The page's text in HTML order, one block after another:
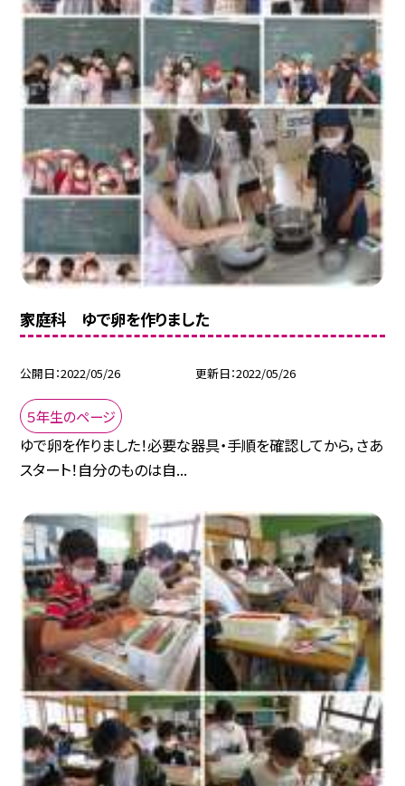
家庭科 ゆで卵を作りました
公開日 2022/05/26 更新日 2022/05/26
５年生のページ
ゆで卵を作りました！必要な器具・手順を確認してから，さあ
スタート！自分のものは自...